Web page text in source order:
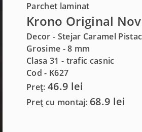
Parchet laminat
Krono Original
Decor - Stejar Caramel
Grosime -8 mm
Clasa 31 - trafic casnic
Cod - K627
Preț: 46.9 lei
Preț cu montaj: 68.9 lei